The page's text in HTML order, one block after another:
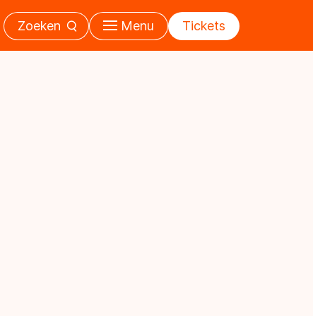
Zoeken Menu Tickets